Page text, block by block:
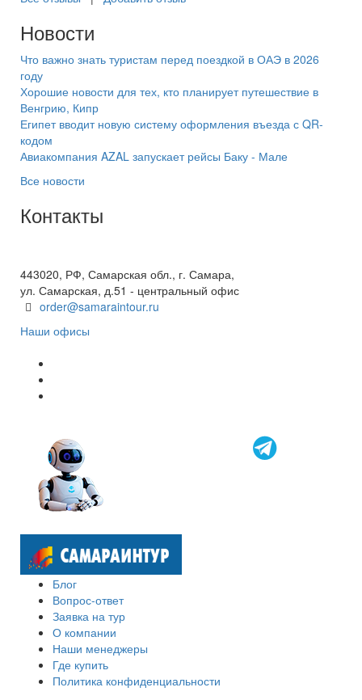
Новости
Что важно знать туристам перед поездкой в ОАЭ в 2026
году
Хорошие новости для тех, кто планирует путешествие в
Венгрию, Кипр
Египет вводит новую систему оформления въезда с QR-
кодом
Авиакомпания AZAL запускает рейсы Баку - Мале
Все новости
Контакты
443020, РФ, Самарская обл., г. Самара,
ул. Самарская, д.51 - центральный офис
order@samaraintour.ru
Наши офисы
Блог
Вопрос-ответ
Заявка на тур
О компании
Наши менеджеры
Где купить
Политика конфиденциальности